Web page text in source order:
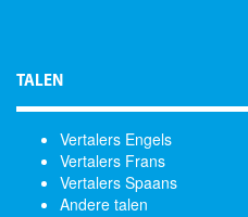
TALEN
Vertalers Engels
Vertalers Frans
Vertalers Spaans
Andere talen